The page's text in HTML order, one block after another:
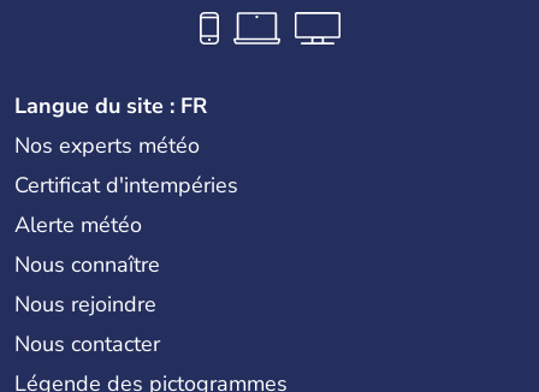
Langue du site : FR
Nos experts météo
Certificat d'intempéries
Alerte météo
Nous connaître
Nous rejoindre
Nous contacter
Légende des pictogrammes